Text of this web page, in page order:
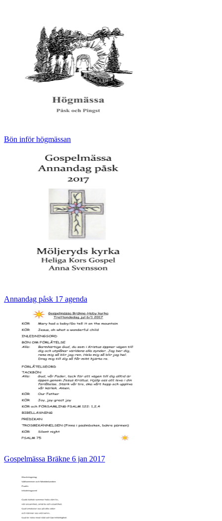
Bön inför högmässan
Annandag påsk 17 agenda
Gospelmässa Bräkne 6 jan 2017